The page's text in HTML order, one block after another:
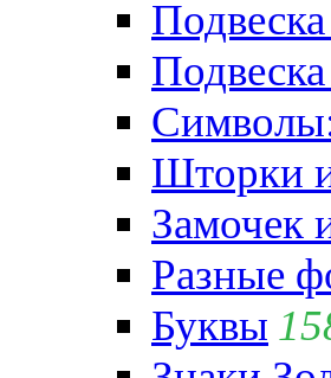
Шторки
Замочек
Разные
Буквы